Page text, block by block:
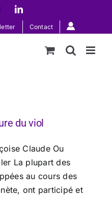
LinkedIn
Contact
du viol
Claude Ou
La plupart des
au cours des
ont participé et